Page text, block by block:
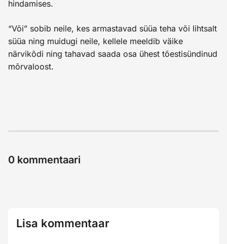
hindamises.
“Või” sobib neile, kes armastavad süüa teha või lihtsalt
süüa ning muidugi neile, kellele meeldib väike
närvikõdi ning tahavad saada osa ühest tõestisündinud
mõrvaloost.
0 kommentaari
Lisa kommentaar